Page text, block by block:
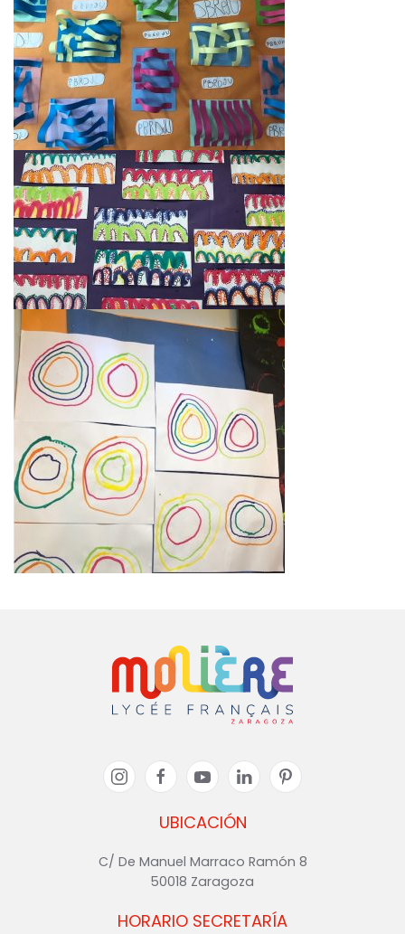
UBICACIÓN
C/ De Manuel Marraco Ramón 8
50018 Zaragoza
HORARIO SECRETARÍA